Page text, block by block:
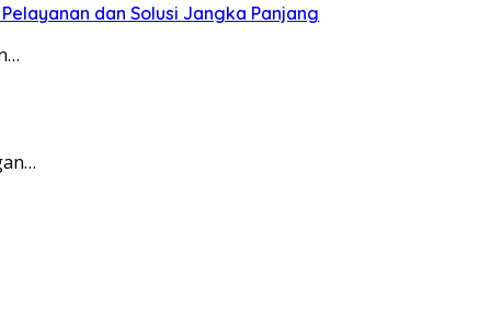
dan Solusi Jangka Panjang